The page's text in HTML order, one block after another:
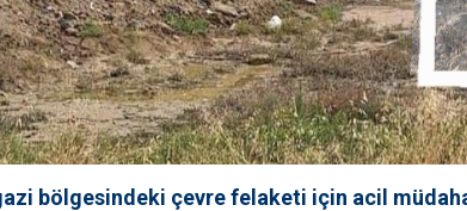
bölgesindeki çevre felaketi için acil